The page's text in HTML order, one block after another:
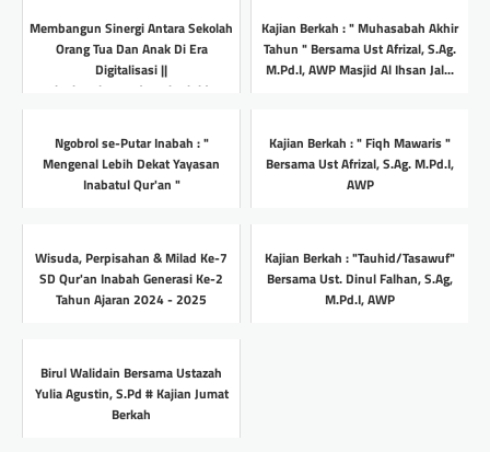
Membangun Sinergi Antara Sekolah
Orang Tua Dan Anak Di Era
Digitalisasi ||
inabatulqurandumai.sch.id
Kajian Berkah : " Muhasabah Akhir
Tahun " Bersama Ust Afrizal, S.Ag.
M.Pd.I, AWP Masjid Al Ihsan Jal...
Ngobrol se-Putar Inabah : "
Mengenal Lebih Dekat Yayasan
Inabatul Qur'an "
Kajian Berkah : " Fiqh Mawaris "
Bersama Ust Afrizal, S.Ag. M.Pd.I,
AWP
Wisuda, Perpisahan & Milad Ke-7
SD Qur'an Inabah Generasi Ke-2
Tahun Ajaran 2024 - 2025
Kajian Berkah : "Tauhid/Tasawuf"
Bersama Ust. Dinul Falhan, S.Ag,
M.Pd.I, AWP
Birul Walidain Bersama Ustazah
Yulia Agustin, S.Pd # Kajian Jumat
Berkah